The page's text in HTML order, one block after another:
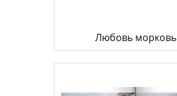
Любовь морковь